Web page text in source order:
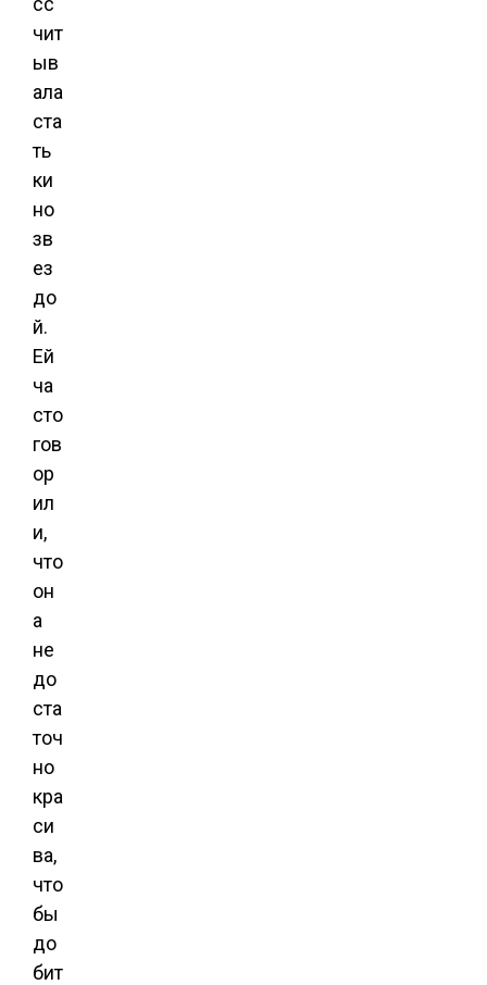
чит
ыв
ала
ста
ть
ки
но
зв
ез
до
й.
Ей
ча
сто
гов
ор
ил
и,
что
он
а
не
до
ста
точ
но
кра
си
ва,
что
бы
до
бит